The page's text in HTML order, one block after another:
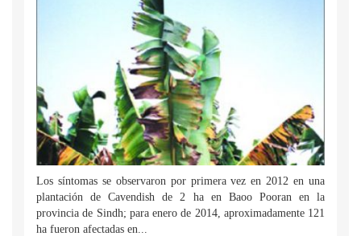
Los síntomas se observaron por primera vez en 2012 en una
plantación de Cavendish de 2 ha en Baoo Pooran en la
provincia de Sindh; para enero de 2014, aproximadamente 121
ha fueron afectadas en...